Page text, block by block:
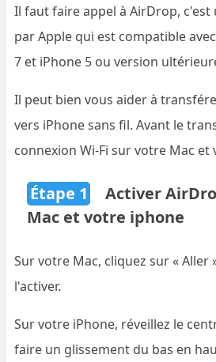
Il faut faire appel à AirDrop,
par Apple qui est compatible avec
7 et iPhone 5 ou version
Il peut bien vous aider à
vers iPhone sans fil. Avant le
connexion Wi-Fi sur votre Mac et
Étape 1
Activer
Mac et votre iphone
Sur votre Mac, cliquez sur « Aller
l'activer.
Sur votre iPhone, réveillez le
faire un glissement du bas en